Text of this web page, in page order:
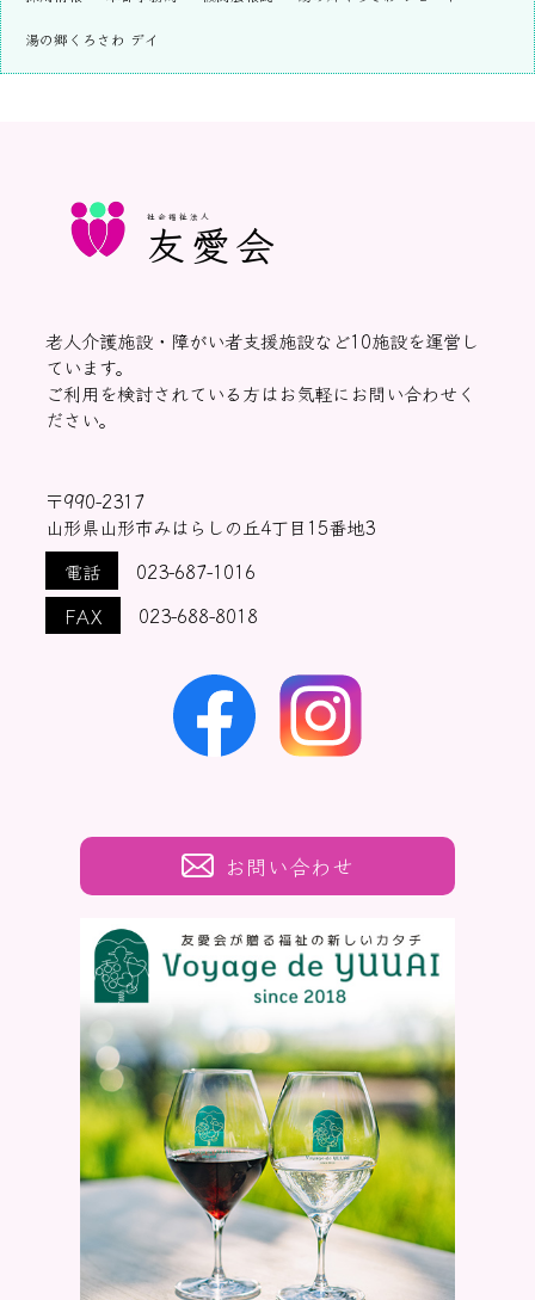
湯の郷くろさわ デイ
社会福祉法人
友愛会
老人介護施設・障がい者支援施設など10施設を運営し
ています。
ご利用を検討されている方はお気軽にお問い合わせく
ださい。
〒990-2317
山形県山形市みはらしの丘4丁目15番地3
電話
023-687-1016
FAX
023-688-8018
お問い合わせ